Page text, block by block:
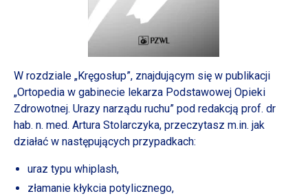
W rozdziale „Kręgosłup”, znajdującym się w publikacji
„Ortopedia w gabinecie lekarza Podstawowej Opieki
Zdrowotnej. Urazy narządu ruchu” pod redakcją prof. dr
hab. n. med. Artura Stolarczyka, przeczytasz m.in. jak
działać w następujących przypadkach:
uraz typu whiplash,
złamanie kłykcia potylicznego,